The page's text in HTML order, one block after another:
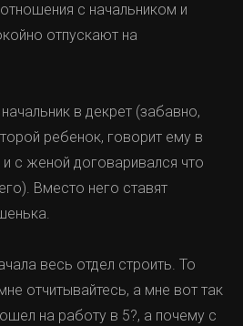
с начальником и
отпускают на
в декрет (забавно,
ребенок, говорит ему в
с женой договаривался что
Вместо него ставят
весь отдел строить. То
отчитывайтесь, а мне вот так
на работу в 5?, а почему с